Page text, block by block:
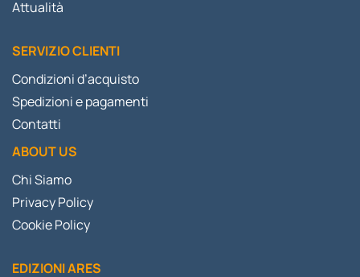
Attualità
SERVIZIO CLIENTI
Condizioni d’acquisto
Spedizioni e pagamenti
Contatti
ABOUT US
Chi Siamo
Privacy Policy
Cookie Policy
EDIZIONI ARES